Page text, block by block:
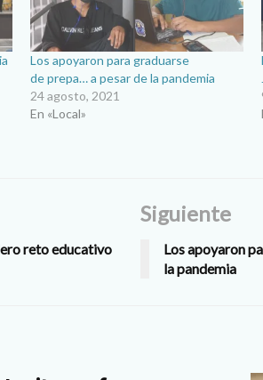
Los apoyaron para graduarse
de prepa… a pesar de la pandemia
24 agosto, 2021
En «Local»
reto educativo
Siguiente
Los apoyaron
la pandemia